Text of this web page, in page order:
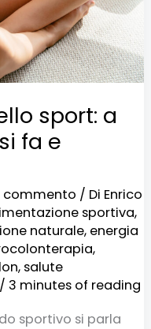
sport: a
fa e
commento / Di Enrico
sportiva,
naturale, energia
,
, salute
/ 3 minutes of reading
sportivo si parla